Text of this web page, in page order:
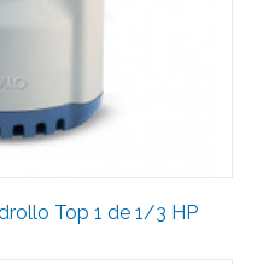
Top 1 de 1/3 HP